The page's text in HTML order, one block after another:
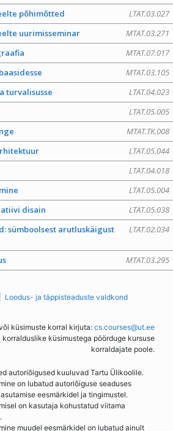
LTAT.03.027
põhimõtted
MTAT.03.271
uurimisseminar
MTAT.07.017
MTAT.03.105
LTAT.04.023
turvalisusse
LTAT.05.005
MTAT.TK.008
LTAT.05.044
LTAT.04.018
LTAT.05.004
LTAT.05.038
disain
LTAT.02.034
sümboolsest arutluskäigust
MTAT.03.295
Loodus- ja täppisteaduste valdkond
küsimuste korral kirjuta: cs.courses@ut.ee
korralduslike küsimustega pöörduge kursuse
korraldajate poole.
autoriõigused kuuluvad Tartu Ülikoolile.
on lubatud autoriõiguse seaduses
eesmärkidel ja tingimustel.
on kasutaja kohustatud viitama
muudel eesmärkidel on lubatud ainult